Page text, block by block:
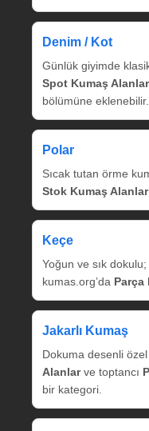
Denim / Kot
Günlük giyimde
Spot Kumaş Alanlar
bölümüne eklenebilir.
Polar
Sıcak tutan örme
Stok Kumaş Alanlar
Keçe
Yoğun ve sık
kumas.org’da Parça
Jakarlı Kumaş
Dokuma desenli
Alanlarve toptancı
bir kategori.